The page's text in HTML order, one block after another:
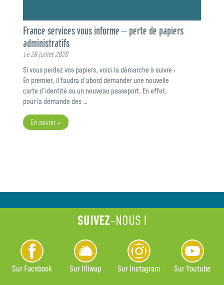
France services vous informe – perte de papiers
administratifs
Le 28 juillet 2026
Si vous perdez vos papiers, voici la démarche à suivre :
En premier, il faudra d’abord demander une nouvelle
carte d’identité ou un nouveau passeport. En effet,
pour la demande des …
En savoir +
SUIVEZ-NOUS !
Sur Facebook Sur Illiwap Sur Instagram Sur Youtube